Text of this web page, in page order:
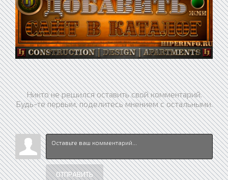
Никто не решился оставить свой комментарий.
Будь-те первым, поделитесь мнением с остальными.
ОТПРАВИТЬ